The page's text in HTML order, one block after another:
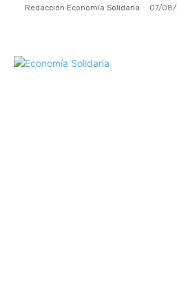
Redacción Economía Solidaria - 07/